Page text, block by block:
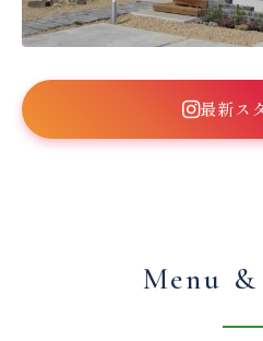
最新ス
Menu